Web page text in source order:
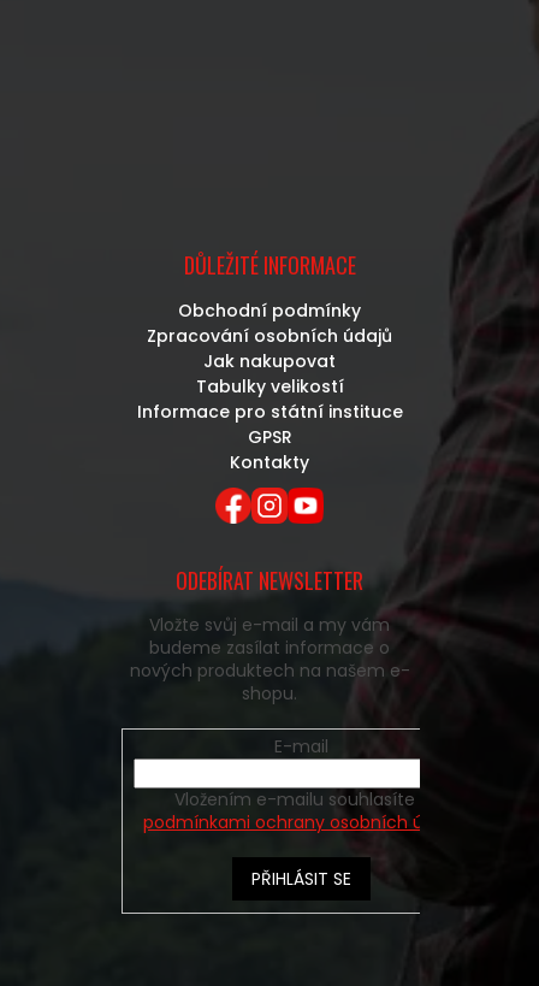
DŮLEŽITÉ INFORMACE
Obchodní podmínky
Zpracování osobních údajů
Jak nakupovat
Tabulky velikostí
Informace pro státní instituce
GPSR
Kontakty
ODEBÍRAT NEWSLETTER
Vložte svůj e-mail a my vám
budeme zasílat informace o
nových produktech na našem e-
shopu.
E-mail
podmínkami ochrany osobních údajů
PŘIHLÁSIT SE